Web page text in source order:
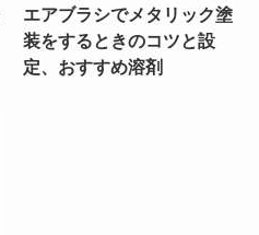
エアブラシでメタリック塗
装をするときのコツと設
定、おすすめ溶剤